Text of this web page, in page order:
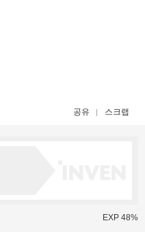
공유 스크랩
EXP 48%